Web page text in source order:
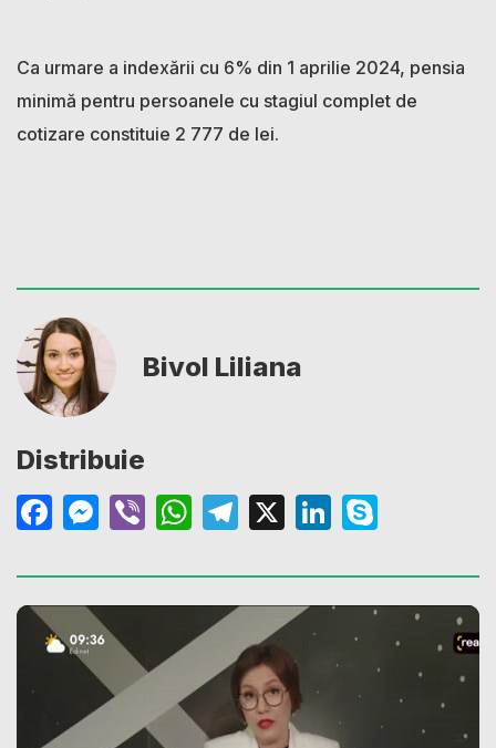
Ca urmare a indexării cu 6% din 1 aprilie 2024, pensia
minimă pentru persoanele cu stagiul complet de
cotizare constituie 2 777 de lei.
Bivol Liliana
Distribuie
Facebook
Messenger
ViberWhatsApp
Telegram
X LinkedIn